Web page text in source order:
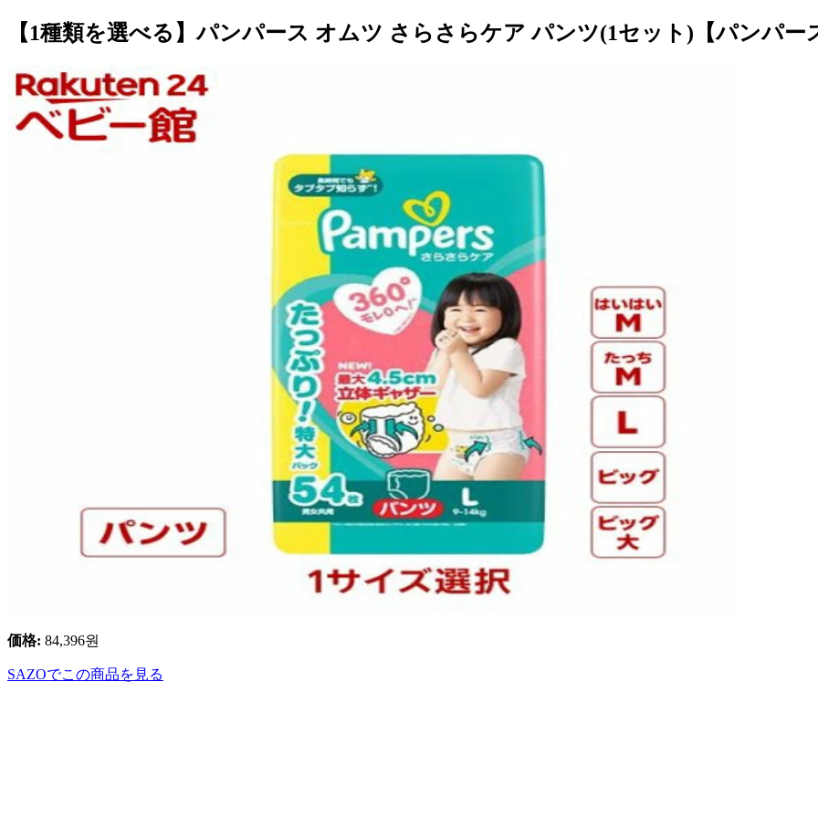
【1種類を選べる】パンパース オムツ さらさらケア パンツ(1セット)【パンパ
価格: 84,396원
SAZOでこの商品を見る